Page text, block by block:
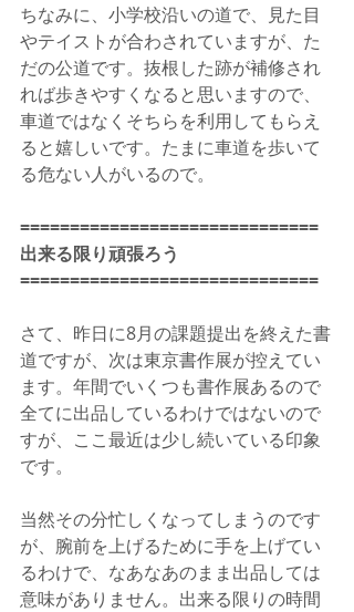
ちなみに、小学校沿いの道で、見た目
やテイストが合わされていますが、た
だの公道です。抜根した跡が補修され
れば歩きやすくなると思いますので、
車道ではなくそちらを利用してもらえ
ると嬉しいです。たまに車道を歩いて
る危ない人がいるので。
==============================
出来る限り頑張ろう
==============================
さて、昨日に8月の課題提出を終えた書
道ですが、次は東京書作展が控えてい
ます。年間でいくつも書作展あるので
全てに出品しているわけではないので
すが、ここ最近は少し続いている印象
です。
当然その分忙しくなってしまうのです
が、腕前を上げるために手を上げてい
るわけで、なあなあのまま出品しては
意味がありません。出来る限りの時間